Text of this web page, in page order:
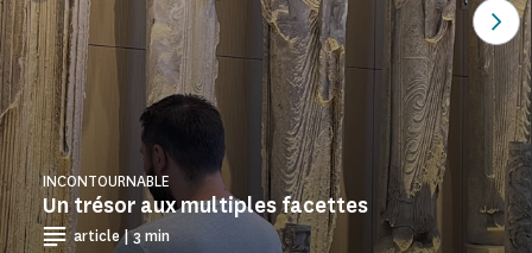
Un trésor aux multiples facettes
INCONTOURNABLE
article | 3 min